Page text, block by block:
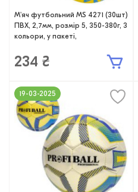
М'яч футбольний MS 4271 (30шт)
ПВХ, 2,7мм, розмір 5, 350-380г, 3
кольори, у пакеті,
234 ₴
19-03-2025